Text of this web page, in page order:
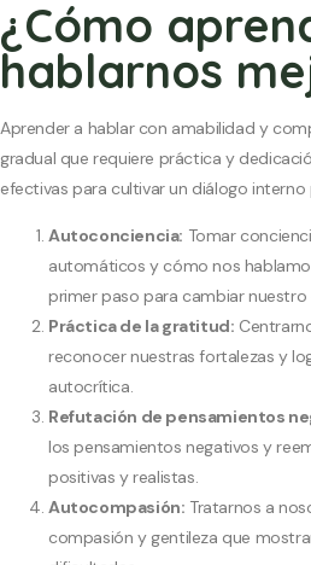
¿Cómo
hablarnos
Aprender a hablar con amabilidad y
gradual que requiere práctica y
efectivas para cultivar un diálogo interno
Autoconciencia: Tomar
automáticos y cómo nos
primer paso para cambiar
Práctica de la gratitud:
reconocer nuestras fortalezas y
autocrítica.
Refutación de pensamientos
los pensamientos negativos y
positivas y realistas.
Autocompasión: Tratarnos a
compasión y gentileza que